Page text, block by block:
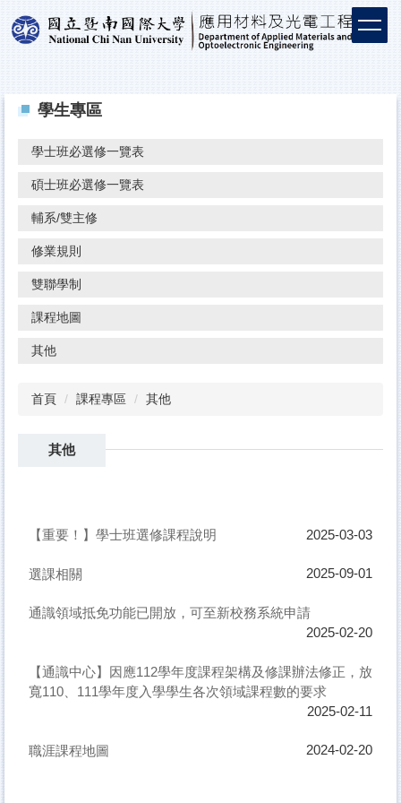
學生專區
學士班必選修一覽表
碩士班必選修一覽表
輔系/雙主修
修業規則
雙聯學制
課程地圖
其他
首頁 課程專區 其他
其他
【重要！】學士班選修課程說明 2025-03-03
選課相關 2025-09-01
通識領域抵免功能已開放，可至新校務系統申請
2025-02-20
【通識中心】因應112學年度課程架構及修課辦法修正，放
寬110、111學年度入學學生各次領域課程數的要求
2025-02-11
職涯課程地圖 2024-02-20